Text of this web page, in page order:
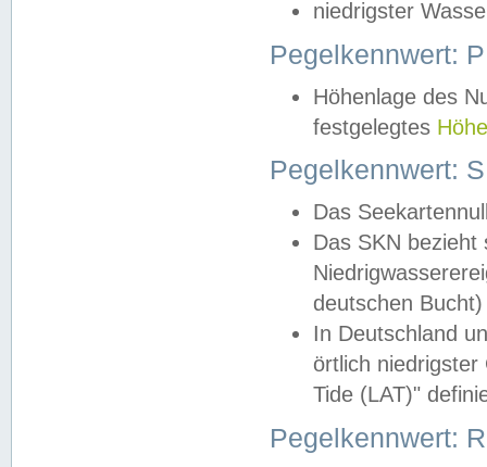
niedrigster
Pegelkennwert:
Höhenlage des
festgelegtes
Pegelkennwert:
Das
Das SKN
deutschen
In Deutschland
örtlich
Tide (LAT)"
Pegelkennwert: